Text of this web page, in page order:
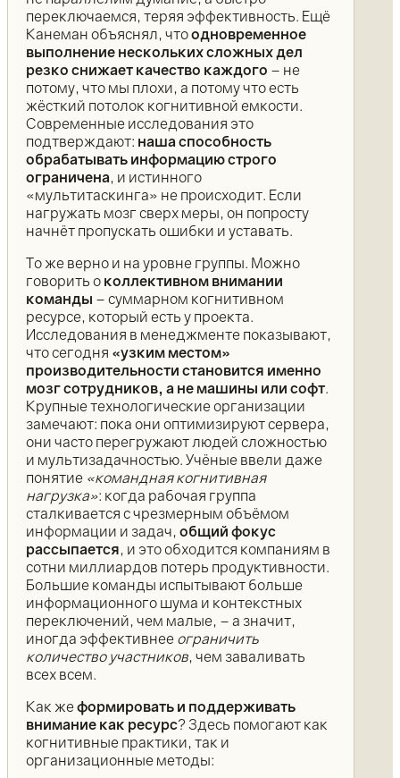
переключаемся, теряя эффективность. Ещё
Канеман объяснял, чтоодновременное
выполнение нескольких сложных дел
резко снижает качество каждого – не
потому, что мы плохи, а потому что есть
жёсткий потолок когнитивной емкости.
Современные исследования это
подтверждают: наша способность
обрабатывать информацию строго
ограничена, и истинного
«мультитаскинга» не происходит. Если
нагружать мозг сверх меры, он попросту
начнёт пропускать ошибки и уставать.
То же верно и на уровне группы. Можно
говорить о коллективном внимании
команды – суммарном когнитивном
ресурсе, который есть у проекта.
Исследования в менеджменте показывают,
что сегодня «узким местом»
производительности становится именно
мозг сотрудников, а не машины или софт.
Крупные технологические организации
замечают: пока они оптимизируют сервера,
они часто перегружают людей сложностью
и мультизадачностью. Учёные ввели даже
понятие «командная когнитивная
нагрузка»: когда рабочая группа
сталкивается с чрезмерным объёмом
информации и задач, общий фокус
рассыпается, и это обходится компаниям в
сотни миллиардов потерь продуктивности.
Большие команды испытывают больше
информационного шума и контекстных
переключений, чем малые, – а значит,
иногда эффективнее ограничить
количество участников, чем заваливать
всех всем.
Как жеформировать и поддерживать
внимание как ресурс? Здесь помогают как
когнитивные практики, так и
организационные методы: